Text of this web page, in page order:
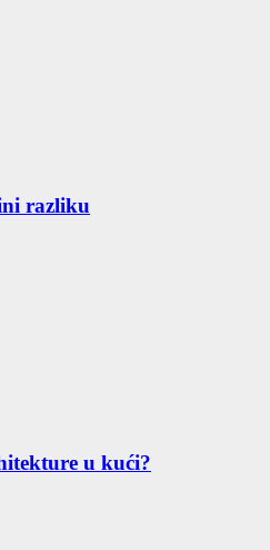
razliku
u kući?